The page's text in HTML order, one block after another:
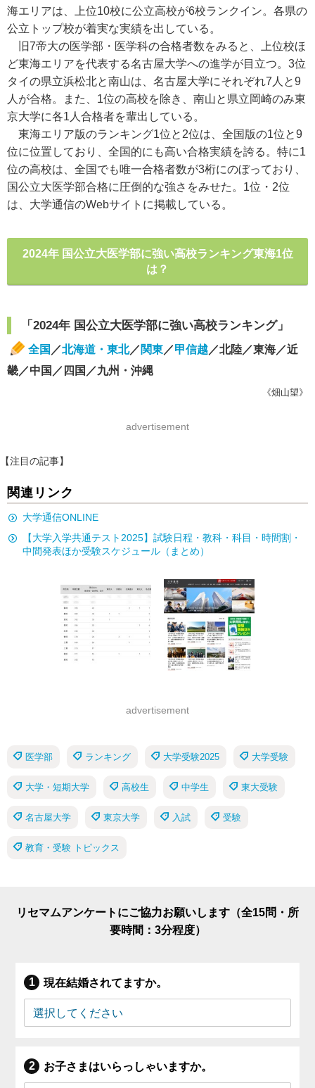
海エリアは、上位10校に公立高校が6校ランクイン。各県の
公立トップ校が着実な実績を出している。
旧7帝大の医学部・医学科の合格者数をみると、上位校ほ
ど東海エリアを代表する名古屋大学への進学が目立つ。3位
タイの県立浜松北と南山は、名古屋大学にそれぞれ7人と9
人が合格。また、1位の高校を除き、南山と県立岡崎のみ東
京大学に各1人合格者を輩出している。
東海エリア版のランキング1位と2位は、全国版の1位と9
位に位置しており、全国的にも高い合格実績を誇る。特に1
位の高校は、全国でも唯一合格者数が3桁にのぼっており、
国公立大医学部合格に圧倒的な強さをみせた。1位・2位
は、大学通信のWebサイトに掲載している。
2024年 国公立大医学部に強い高校ランキング東海1位
は？
「2024年 国公立大医学部に強い高校ランキング」
全国 ／北海道・東北／ 関東／甲信越／北陸／東海／近
畿／中国／四国／九州・沖縄
《畑山望》
advertisement
【注目の記事】
関連リンク
大学通信ONLINE
【大学入学共通テスト2025】試験日程・教科・科目・時間割・
中間発表ほか受験スケジュール（まとめ）
advertisement
医学部 ランキング 大学受験2025 大学受験
大学・短期大学 高校生 中学生 東大受験
名古屋大学 東京大学 入試 受験
教育・受験 トピックス
リセマムアンケートにご協力お願いします（全15問・所
要時間：3分程度）
現在結婚されてますか。
お子さまはいらっしゃいますか。